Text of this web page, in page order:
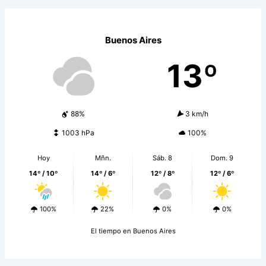
Buenos Aires
13º
88% 3 km/h
1003 hPa 100%
Hoy
14º / 10º
100%
Mñn.
14º / 6º
22%
Sáb. 8
12º / 8º
0%
Dom. 9
12º / 6º
0%
El tiempo en Buenos Aires